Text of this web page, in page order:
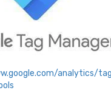
analytics/